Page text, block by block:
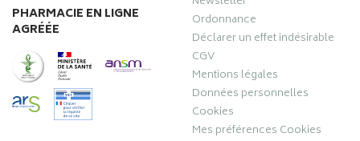
PHARMACIE EN LIGNE
AGRÉÉE
Ordonnance
Déclarer un effet indésirable
CGV
Mentions légales
Données personnelles
Cookies
Mes préférences Cookies